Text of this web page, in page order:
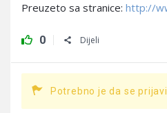
Preuzeto sa stranice: http://
0 Dijeli
Potrebno je da se